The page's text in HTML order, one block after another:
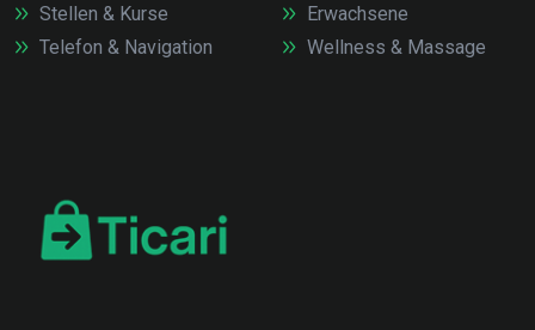
Stellen & Kurse
Telefon & Navigation
Erwachsene
Wellness & Massage